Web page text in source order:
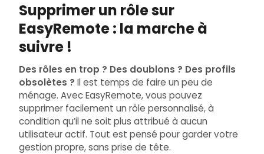
Supprimer un rôle sur
EasyRemote : la marche à
suivre !
Des rôles en trop ? Des doublons ? Des profils
obsolètes ? Il est temps de faire un peu de
ménage. Avec EasyRemote, vous pouvez
supprimer facilement un rôle personnalisé, à
condition qu’il ne soit plus attribué à aucun
utilisateur actif. Tout est pensé pour garder votre
gestion propre, sans prise de tête.